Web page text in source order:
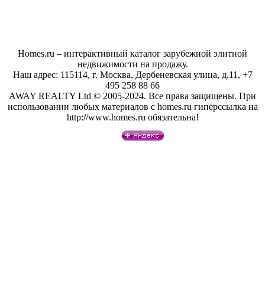
Homes.ru – интерактивный каталог зарубежной элитной
недвижимости на продажу.
Наш адрес: 115114, г. Москва, Дербеневская улица, д.11, +7
495 258 88 66
AWAY REALTY Ltd © 2005-2024. Все права защищены. При
использовании любых материалов с homes.ru гиперссылка на
http://www.homes.ru обязательна!